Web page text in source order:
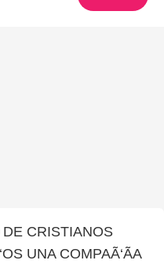
CRISTIANOS
UNA COMPAÃ‘ÃA